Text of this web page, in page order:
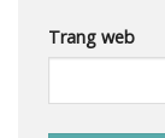
Trang web